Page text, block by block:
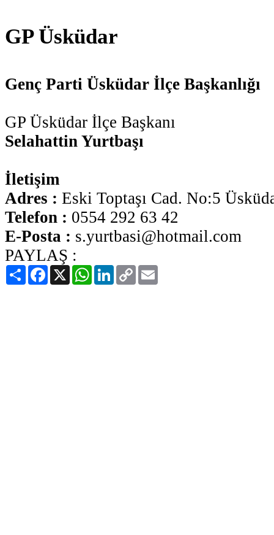
GP Üsküdar
Genç Parti Üsküdar İlçe Başkanlığı
GP Üsküdar İlçe Başkanı
Selahattin Yurtbaşı
İletişim
Adres : Eski Toptaşı Cad. No:5
Telefon : 0554 292 63 42
E-Posta : s.yurtbasi@hotmail.com
PAYLAŞ :
PaylaşFacebook
X WhatsAppLinkedIn
Copy
Link